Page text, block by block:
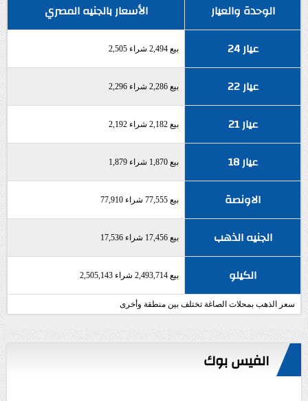
الوحدة والعيار
الأسعار بالجنيه المصري
عيار 24
بيع 2,494 شراء 2,505
عيار 22 بيع 2,286 شراء 2,296
عيار 21 بيع 2,182 شراء 2,192
عيار 18 بيع 1,870 شراء 1,879
الاونصة بيع 77,555 شراء 77,910
الجنيه الذهب بيع 17,456 شراء 17,536
الكيلو بيع 2,493,714 شراء 2,505,143
سعر الذهب بمحلات الصاغة تختلف بين منطقة وأخرى
الفيس بوك